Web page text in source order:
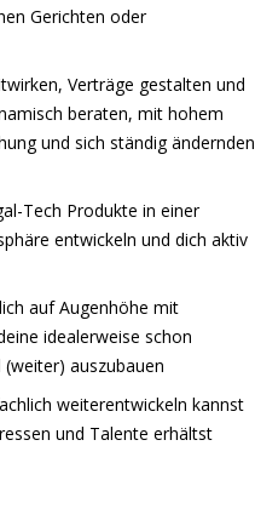
Gerichten oder
Verträge gestalten und
beraten, mit hohem
und sich ständig ändernden
Tech Produkte in einer
entwickeln und dich aktiv
auf Augenhöhe mit
idealerweise schon
auszubauen
weiterentwickeln kannst
und Talente erhältst